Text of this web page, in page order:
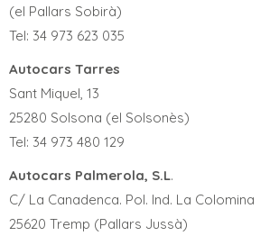
(el Pallars Sobirà)
Tel: 34 973 623 035
Autocars Tarres
Sant Miquel, 13
25280 Solsona (el Solsonès)
Tel: 34 973 480 129
Autocars Palmerola, S.L.
C/ La Canadenca. Pol. Ind. La Colomina
25620 Tremp (Pallars Jussà)